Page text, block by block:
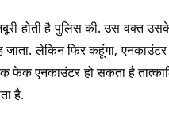
होती है पुलिस की. उस वक्त
लेकिन फिर कहूंगा, एनकाउंटर
फेक एनकाउंटर हो सकता है
है.